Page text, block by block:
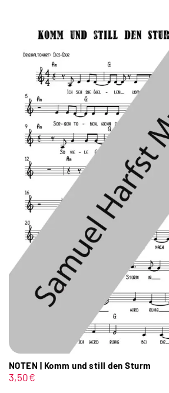
NOTEN | Komm und still den Sturm
3,50€